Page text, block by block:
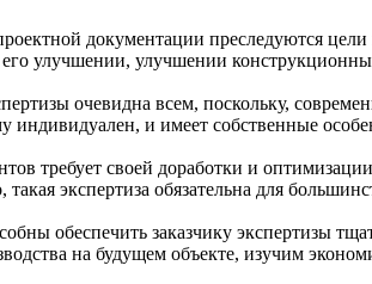
документации преследуются
улучшении, улучшении
очевидна всем, поскольку,
индивидуален, и имеет собственные
требует своей доработки и
экспертиза обязательна для
обеспечить заказчику экспертизы
на будущем объекте, изучим